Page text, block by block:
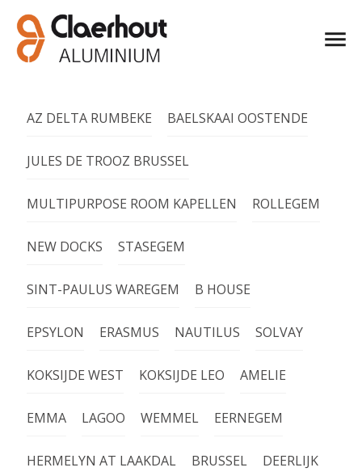
AZ DELTA RUMBEKE BAELSKAAI OOSTENDE
JULES DE TROOZ BRUSSEL
MULTIPURPOSE ROOM KAPELLEN ROLLEGEM
NEW DOCKS STASEGEM
SINT-PAULUS WAREGEM B HOUSE
EPSYLON ERASMUS NAUTILUS SOLVAY
KOKSIJDE WEST KOKSIJDE LEO AMELIE
EMMA LAGOO WEMMEL EERNEGEM
HERMELYN AT LAAKDAL BRUSSEL DEERLIJK